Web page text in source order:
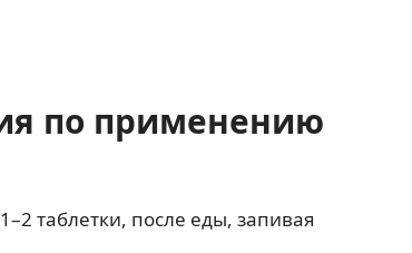
по применению
таблетки, после еды, запивая